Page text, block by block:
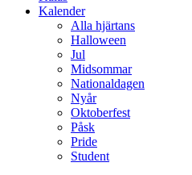
Kalender
Alla hjärtans
Halloween
Jul
Midsommar
Nationaldagen
Nyår
Oktoberfest
Påsk
Pride
Student